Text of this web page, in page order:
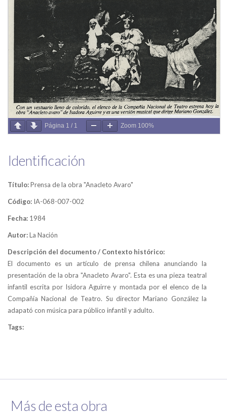
Página 1 / 1 Zoom 100%
Identificación
Título:Prensa de la obra "Anacleto Avaro"
Código: IA-068-007-002
Fecha: 1984
Autor:La Nación
Descripción del documento / Contexto histórico:
El documento es un artículo de prensa chilena anunciando la
presentación de la obra "Anacleto Avaro". Esta es una pieza teatral
infantil escrita por Isidora Aguirre y montada por el elenco de la
Compañía Nacional de Teatro. Su director Mariano González la
adapató con música para público infantil y adulto.
Tags:
Más de esta obra